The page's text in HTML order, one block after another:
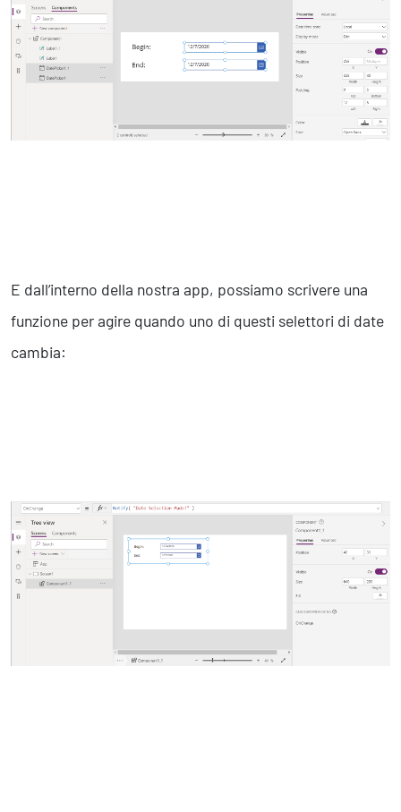
E dall’interno della nostra app, possiamo scrivere una
funzione per agire quando uno di questi selettori di date
cambia: